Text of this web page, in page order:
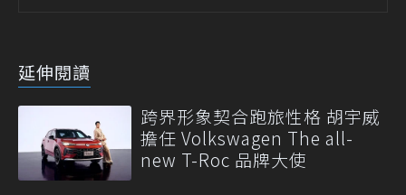
延伸閱讀
跨界形象契合跑旅性格 胡宇威
擔任 Volkswagen The all-
new T-Roc 品牌大使